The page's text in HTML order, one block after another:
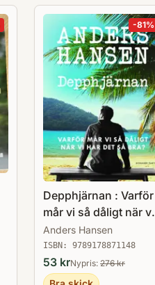
-81%
Depphjärnan : Varför
mår vi så dåligt när vi
har det så bra?
Anders Hansen
ISBN: 9789178871148
53 krNypris: 276kr